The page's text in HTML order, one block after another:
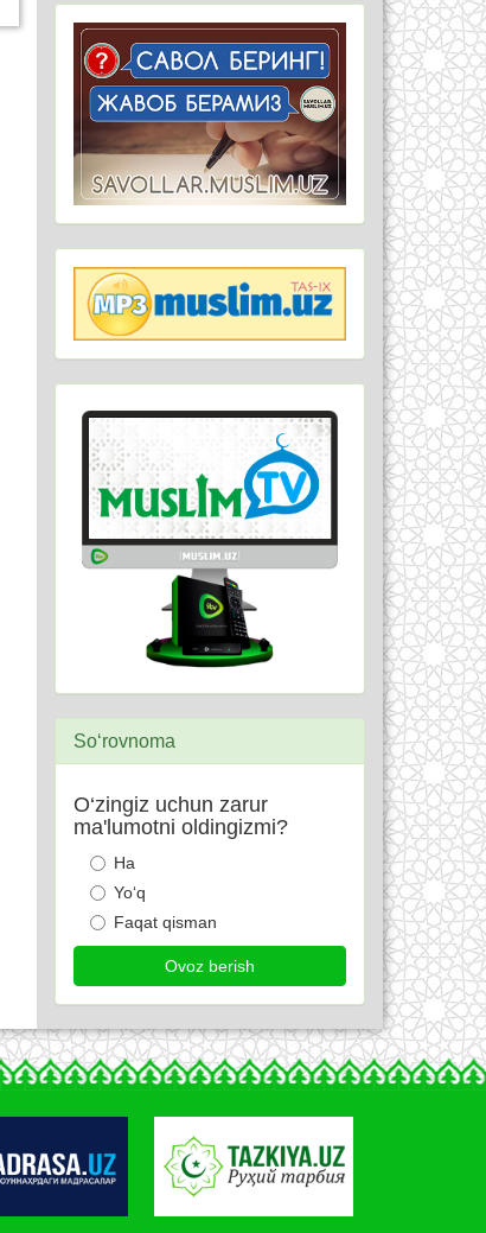
So‘rovnoma
O‘zingiz uchun zarur
ma'lumotni oldingizmi?
Ha
Yo‘q
Faqat qisman